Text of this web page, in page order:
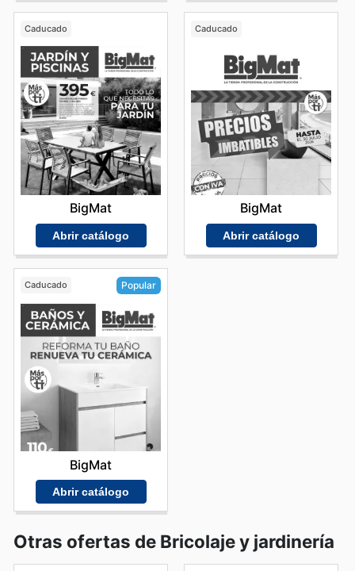
Caducado
BigMat
Abrir catálogo
Caducado
BigMat
Abrir catálogo
Caducado Popular
BigMat
Abrir catálogo
Otras ofertas de Bricolaje y jardinería